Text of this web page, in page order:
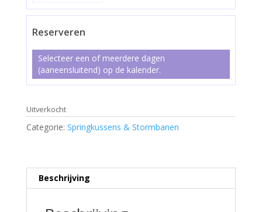
Reserveren
Selecteer een of meerdere dagen
(aaneensluitend) op de kalender.
Uitverkocht
Categorie: Springkussens & Stormbanen
Beschrijving